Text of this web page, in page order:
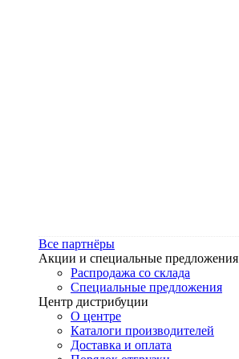
Все партнёры
Акции и специальные предложения
Распродажа со склада
Специальные предложения
Центр дистрибуции
О центре
Каталоги производителей
Доставка и оплата